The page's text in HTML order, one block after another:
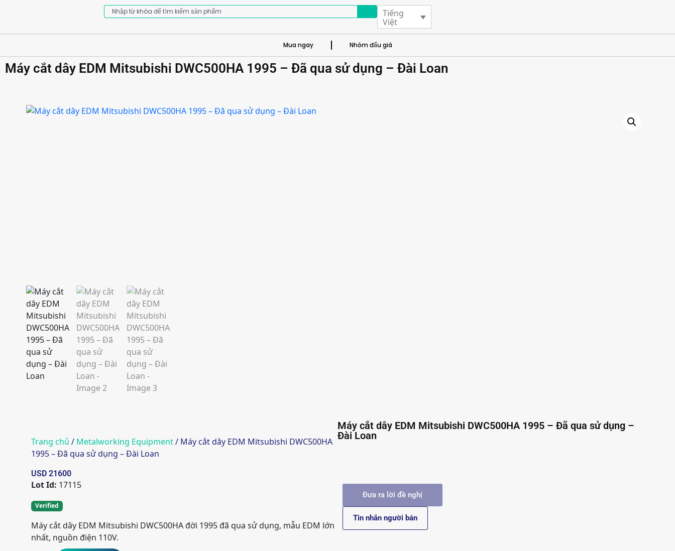
Tiếng
Việt
Mua ngay Nhóm đấu giá
Máy cắt dây EDM Mitsubishi DWC500HA 1995 – Đã qua sử dụng – Đài Loan
Trang chủ / Metalworking Equipment/ Máy cắt dây EDM Mitsubishi DWC500HA
1995 – Đã qua sử dụng – Đài Loan
Máy cắt dây EDM Mitsubishi DWC500HA 1995 – Đã qua sử dụng –
Đài Loan
USD 21600
Lot Id: 17115
Verified
Máy cắt dây EDM Mitsubishi DWC500HA đời 1995 đã qua sử dụng, mẫu EDM lớn
nhất, nguồn điện 110V.
Đưa ra lời đề nghị
Tin nhắn người bán